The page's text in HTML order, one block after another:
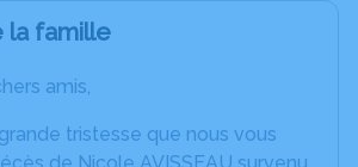
la famille
amis,
tristesse que nous vous